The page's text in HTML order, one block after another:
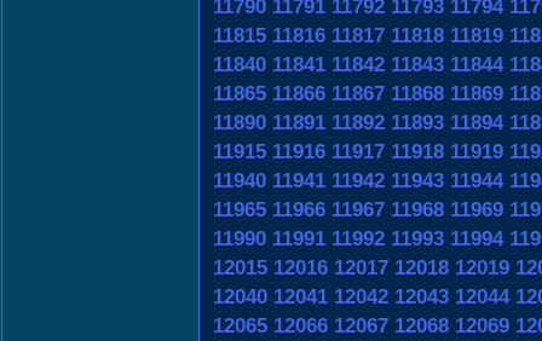
11790 11791 11792 11793 11794
11815 11816 11817 11818 11819
11840 11841 11842 11843 11844
11865 11866 11867 11868 11869
11890 11891 11892 11893 11894
11915 11916 11917 11918 11919
11940 11941 11942 11943 11944
11965 11966 11967 11968 11969
11990 11991 11992 11993 11994
12015 12016 12017 12018 12019
12040 12041 12042 12043 12044
12065 12066 12067 12068 12069